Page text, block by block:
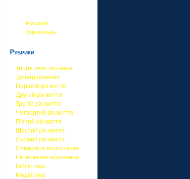
Русский
Українська
Рубрики
Теоретичні питання
До народження
Перший рік життя
Другий рік життя
Третій рік життя
Четвертий рік життя
П'ятий рік життя
Шостий рік життя
Сьомий рік життя
Семейное воспитание
Економічне виховання
Бібліотека
Медіатека